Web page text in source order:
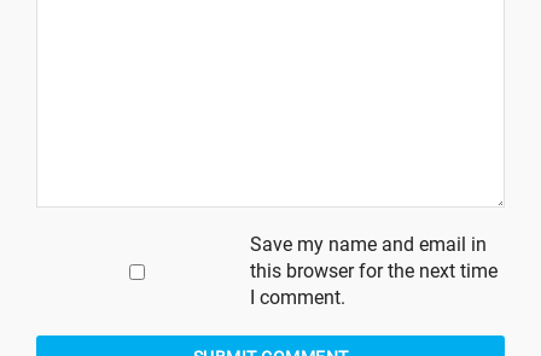
Save my name and email in
this browser for the next time
I comment.